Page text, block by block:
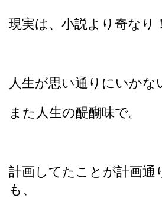
現実は、小説より奇なり！
人生が思い通りにいかな
また人生の醍醐味で。
計画してたことが計画通
も、